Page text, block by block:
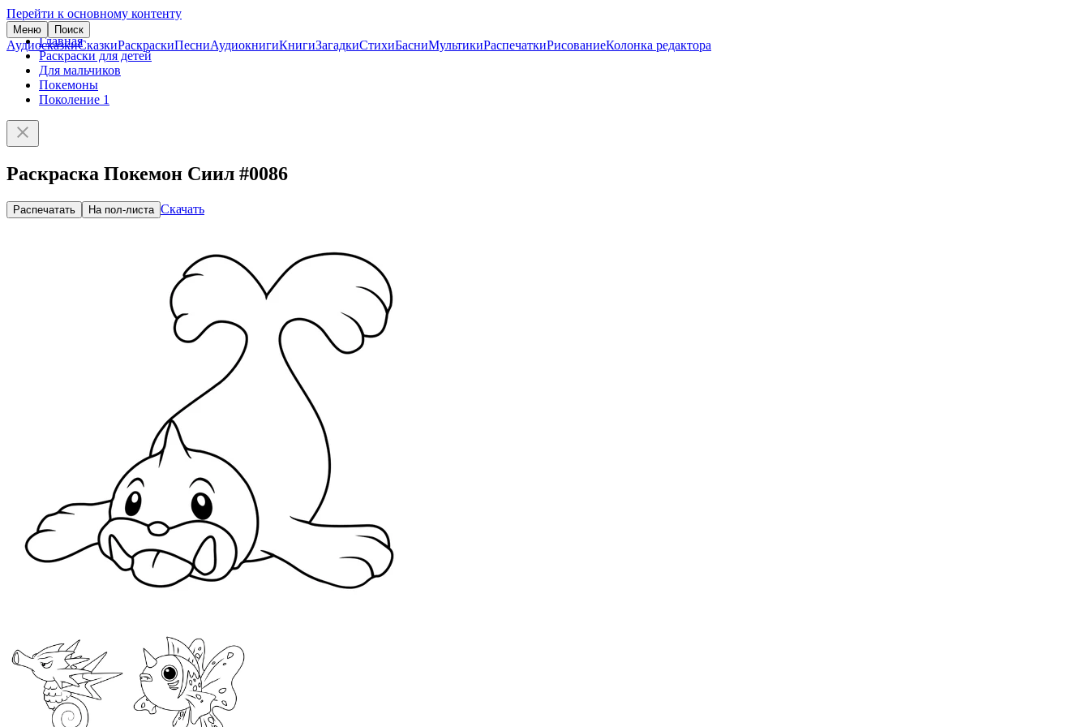
Перейти к основному контенту
Меню Поиск
АудиосказкиСказкиРаскраскиПесниАудиокнигиКнигиЗагадкиСтихиБасниМультикиРаспечаткиРисованиеКолонка редактора
Главная
Раскраски для детей
Для мальчиков
Покемоны
Поколение 1
Раскраска Покемон Сиил #0086
Распечатать На пол-листа Скачать